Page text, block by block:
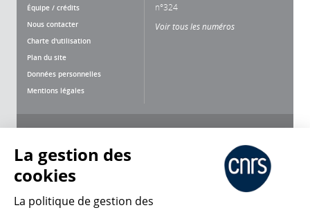
Équipe / crédits
Nous contacter
Charte d'utilisation
Plan du site
Données personnelles
Mentions légales
n°324
Voir tous les numéros
La gestion des
cookies
La politique de gestion des